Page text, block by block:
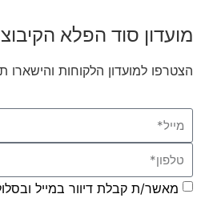
מועדון סוד הפלא
הצטרפו למועדון הלקוחות והישארו
מאשר/ת קבלת דיוור במייל